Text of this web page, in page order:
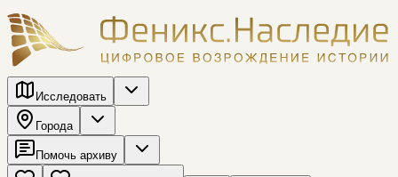
Исследовать
Города
Помочь архиву